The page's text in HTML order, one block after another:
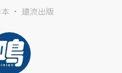
遠流出版